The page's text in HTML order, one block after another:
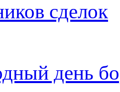
сделок
день